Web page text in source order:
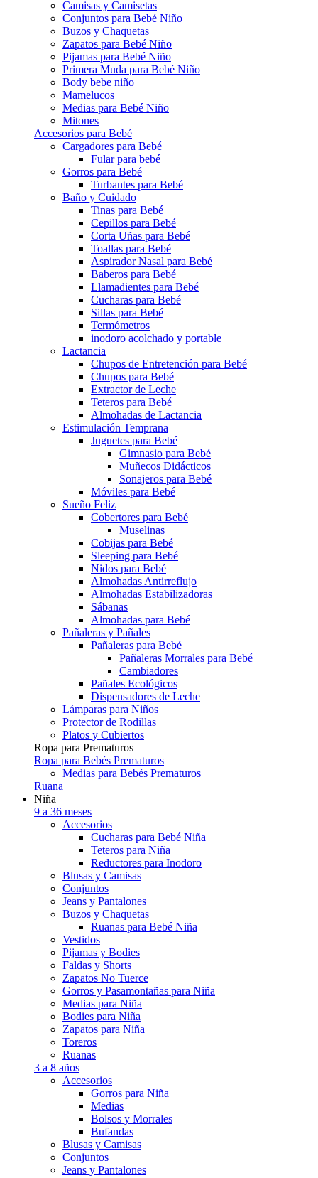
Camisas y Camisetas
Conjuntos para Bebé Niño
Buzos y Chaquetas
Zapatos para Bebé Niño
Pijamas para Bebé Niño
Primera Muda para Bebé Niño
Body bebe niño
Mamelucos
Medias para Bebé Niño
Mitones
Accesorios para Bebé
Cargadores para Bebé
Fular para bebé
Gorros para Bebé
Turbantes para Bebé
Baño y Cuidado
Tinas para Bebé
Cepillos para Bebé
Corta Uñas para Bebé
Toallas para Bebé
Aspirador Nasal para Bebé
Baberos para Bebé
Llamadientes para Bebé
Cucharas para Bebé
Sillas para Bebé
Termómetros
inodoro acolchado y portable
Lactancia
Chupos de Entretención para Bebé
Chupos para Bebé
Extractor de Leche
Teteros para Bebé
Almohadas de Lactancia
Estimulación Temprana
Juguetes para Bebé
Gimnasio para Bebé
Muñecos Didácticos
Sonajeros para Bebé
Móviles para Bebé
Sueño Feliz
Cobertores para Bebé
Muselinas
Cobijas para Bebé
Sleeping para Bebé
Nidos para Bebé
Almohadas Antirreflujo
Almohadas Estabilizadoras
Sábanas
Almohadas para Bebé
Pañaleras y Pañales
Pañaleras para Bebé
Pañaleras Morrales para Bebé
Cambiadores
Pañales Ecológicos
Dispensadores de Leche
Lámparas para Niños
Protector de Rodillas
Platos y Cubiertos
Ropa para Prematuros
Ropa para Bebés Prematuros
Medias para Bebés Prematuros
Ruana
Niña
9 a 36 meses
Accesorios
Cucharas para Bebé Niña
Teteros para Niña
Reductores para Inodoro
Blusas y Camisas
Conjuntos
Jeans y Pantalones
Buzos y Chaquetas
Ruanas para Bebé Niña
Vestidos
Pijamas y Bodies
Faldas y Shorts
Zapatos No Tuerce
Gorros y Pasamontañas para Niña
Medias para Niña
Bodies para Niña
Zapatos para Niña
Toreros
Ruanas
3 a 8 años
Accesorios
Gorros para Niña
Medias
Bolsos y Morrales
Bufandas
Blusas y Camisas
Conjuntos
Jeans y Pantalones